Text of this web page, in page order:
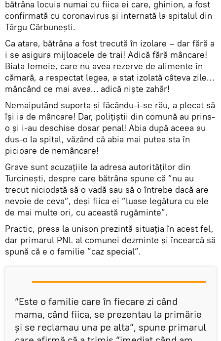
bătrâna locuia numai cu fiica ei care, ghinion, a fost
confirmată cu coronavirus și internată la spitalul din
Târgu Cărbunești.
Ca atare, bătrâna a fost trecută în izolare – dar fără a
i se asigura mijloacele de trai! Adică fără mâncare!
Biata femeie, care nu avea rezerve de alimente în
cămară, a respectat legea, a stat izolată câteva zile…
mâncând ce mai avea… adică niște zahăr!
Nemaiputând suporta și făcându-i-se rău, a plecat să
își ia de mâncare! Dar, polițiștii din comună au prins-
o și i-au deschise dosar penal! Abia după aceea au
dus-o la spital, văzând că abia mai putea sta în
picioare de nemâncare!
Grave sunt acuzațiile la adresa autorităților din
Turcinești, despre care bătrâna spune că ”nu au
trecut niciodată să o vadă sau să o întrebe dacă are
nevoie de ceva”, deși fiica ei ”luase legătura cu ele
de mai multe ori, cu această rugăminte”.
Practic, presa la unison prezintă situația în acest fel,
dar primarul PNL al comunei dezminte și încearcă să
spună că e o familie ”caz special”.
”Este o familie care în fiecare zi când
mama, când fiica, se prezentau la primărie
și se reclamau una pe alta”, spune primarul